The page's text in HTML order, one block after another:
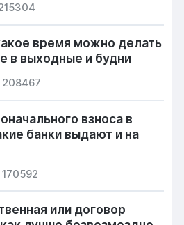
время можно делать
в выходные и будни
208467
взноса в
банки выдают и на
170592
или договор